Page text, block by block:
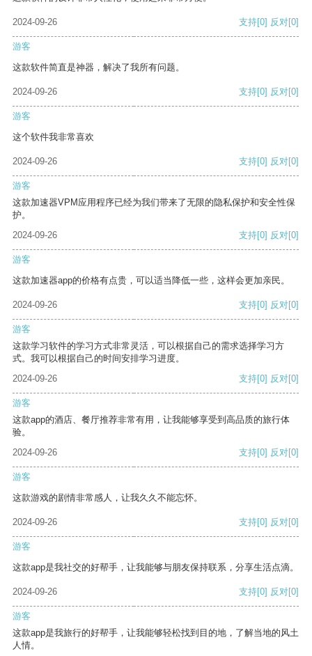
2024-09-26 支持[0] 反对[0]
游客
这款软件简直是神器，解决了我所有问题。
2024-09-26 支持[0] 反对[0]
游客
这个软件我非常喜欢
2024-09-26 支持[0] 反对[0]
游客
这款加速器VPM应用程序已经为我们带来了无限的隐私保护和安全性保
护。
2024-09-26
支持[0] 反对[0]
游客
这款加速器app的价格有点贵，可以适当降低一些，这样会更加亲民。
2024-09-26 支持[0] 反对[0]
游客
这款学习软件的学习方式非常灵活，可以根据自己的需求选择学习方
式。我可以根据自己的时间安排学习进度。
2024-09-26
支持[0] 反对[0]
游客
这款app的酒店、餐厅推荐非常有用，让我能够享受到高品质的旅行体
验。
2024-09-26
支持[0] 反对[0]
游客
这款游戏的剧情非常感人，让我久久不能忘怀。
2024-09-26 支持[0] 反对[0]
游客
这款app是我社交的好帮手，让我能够与朋友保持联系，分享生活点滴。
2024-09-26 支持[0] 反对[0]
游客
这款app是我旅行的好帮手，让我能够轻松找到目的地，了解当地的风土
人情。